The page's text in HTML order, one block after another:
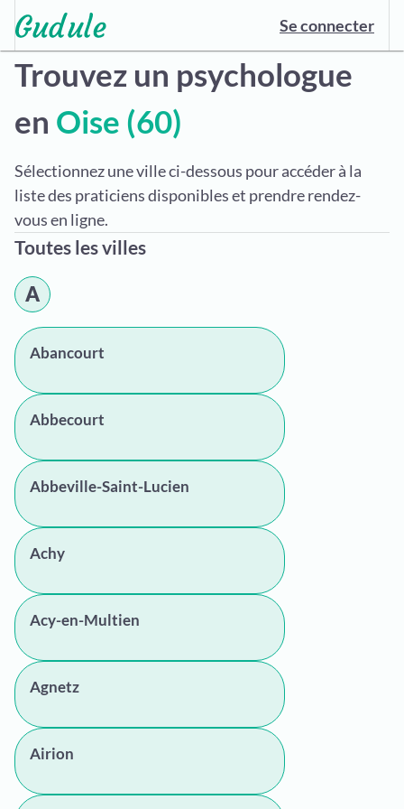
Se connecter
Trouvez un psychologue
en Oise (60)
Sélectionnez une ville ci-dessous pour accéder à la
liste des praticiens disponibles et prendre rendez-
vous en ligne.
Toutes les villes
A
Abancourt
Abbecourt
Abbeville-Saint-Lucien
Achy
Acy-en-Multien
Agnetz
Airion